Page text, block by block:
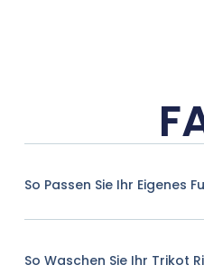
So Passen Sie Ihr Eigenes
So Waschen Sie Ihr Trikot